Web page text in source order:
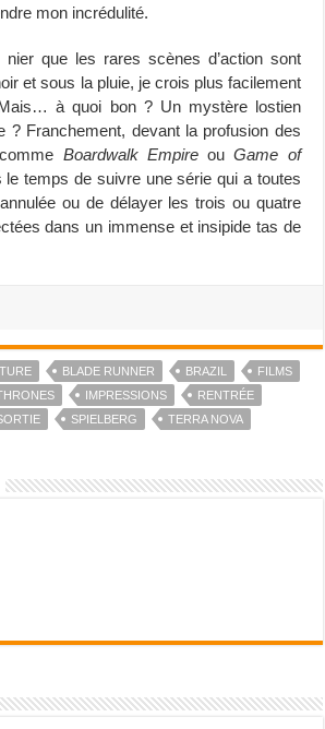
mon incrédulité.
que les rares scènes d’action sont
et sous la pluie, je crois plus facilement
à quoi bon ? Un mystère lostien
? Franchement, devant la profusion des
Boardwalk EmpireouGame of
le temps de suivre une série qui a toutes
ou de délayer les trois ou quatre
dans un immense et insipide tas de
BLADE RUNNER BRAZIL
FILMS
IMPRESSIONS
RENTRÉE
SPIELBERG TERRA NOVA